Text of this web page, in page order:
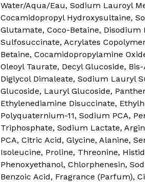
Water/Aqua/Eau, Sodium Lauroyl
Cocamidopropyl Hydroxysultaine,
Glutamate, Coco-Betaine, Disodium
Sulfosuccinate, Acrylates
Betaine, Cocamidopropylamine
Oleoyl Taurate, Decyl Glucoside,
Diglycol Dimaleate, Sodium Lauryl
Glucoside, Lauryl Glucoside,
Ethylenediamine Disuccinate,
Polyquaternium-11, Sodium PCA,
Triphosphate, Sodium Lactate,
PCA, Citric Acid, Glycine, Alanine,
Isoleucine, Proline, Threonine,
Phenoxyethanol, Chlorphenesin,
Benzoic Acid, Fragrance (Parfum),